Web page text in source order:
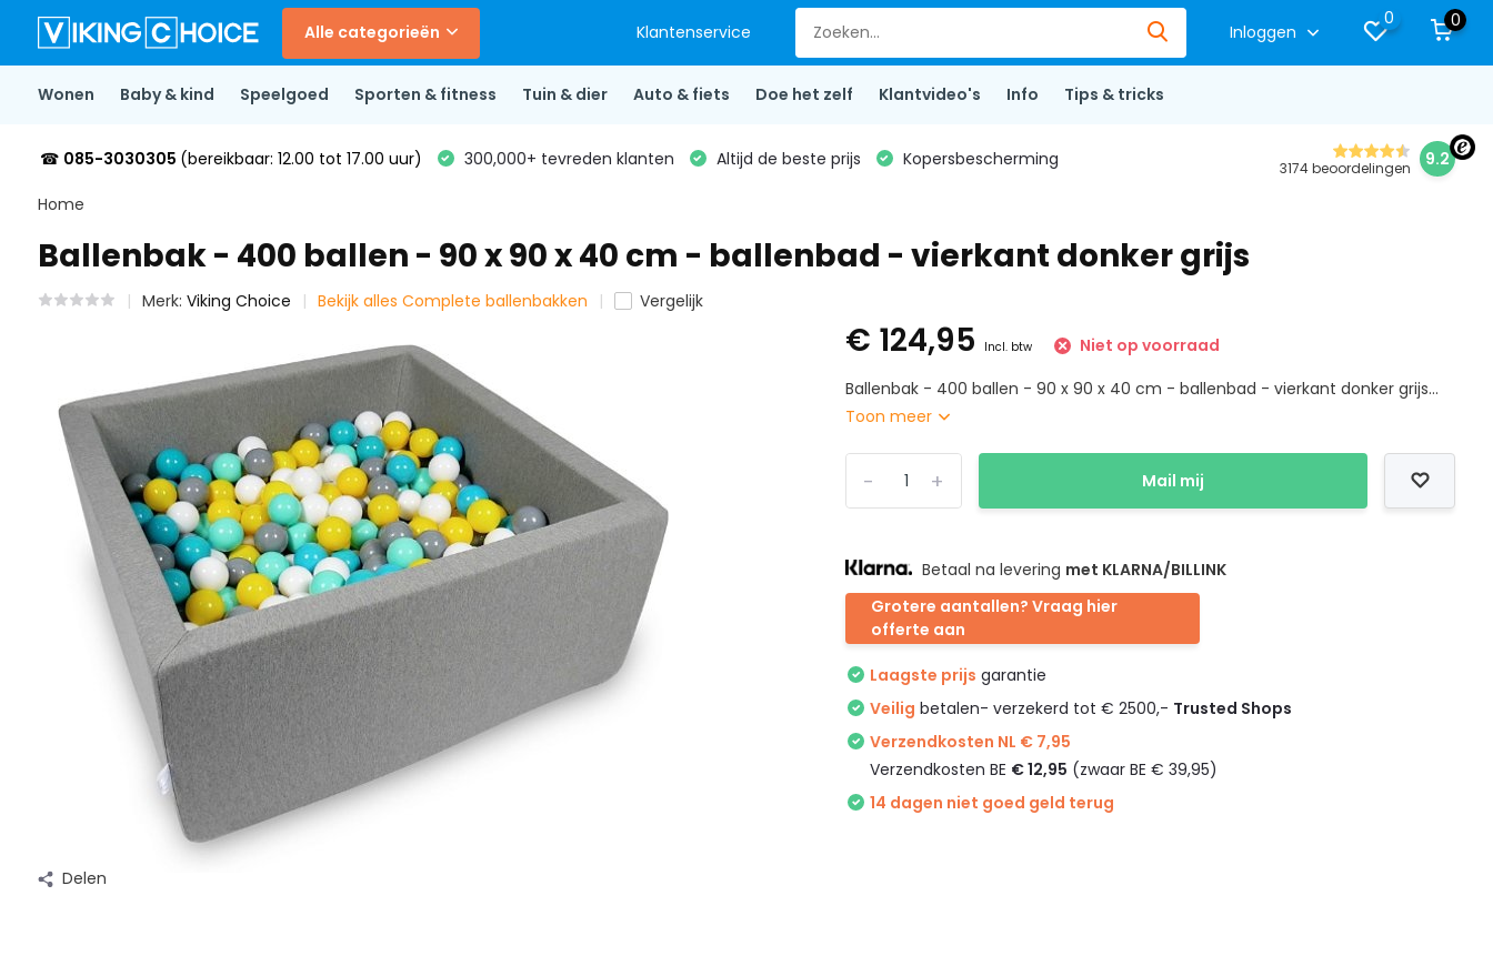
Alle categorieën Klantenservice Inloggen
0 0
Wonen Baby & kind Speelgoed Sporten & fitness Tuin & dier Auto & fiets Doe het zelf Klantvideo's Info Tips & tricks
☎ 085-3030305 (bereikbaar: 12.00 tot 17.00 uur) 300,000+ tevreden klanten Altijd de beste prijs Kopersbescherming 3174 beoordelingen 9.2
Home
Ballenbak - 400 ballen - 90 x 90 x 40 cm - ballenbad - vierkant donker grijs
Merk: Viking Choice Bekijk alles Complete ballenbakken Vergelijk
Delen
€ 124,95 Incl. btw
Niet op voorraad
Ballenbak - 400 ballen - 90 x 90 x 40 cm - ballenbad - vierkant donker grijs...
Toon meer
+
- Mail mij
Betaal na levering met KLARNA/BILLINK
Grotere aantallen? Vraag hier
offerte aan
Laagste prijs garantie
Veilig betalen- verzekerd tot € 2500,- Trusted Shops
Verzendkosten NL € 7,95
Verzendkosten BE € 12,95 (zwaar BE € 39,95)
14 dagen niet goed geld terug